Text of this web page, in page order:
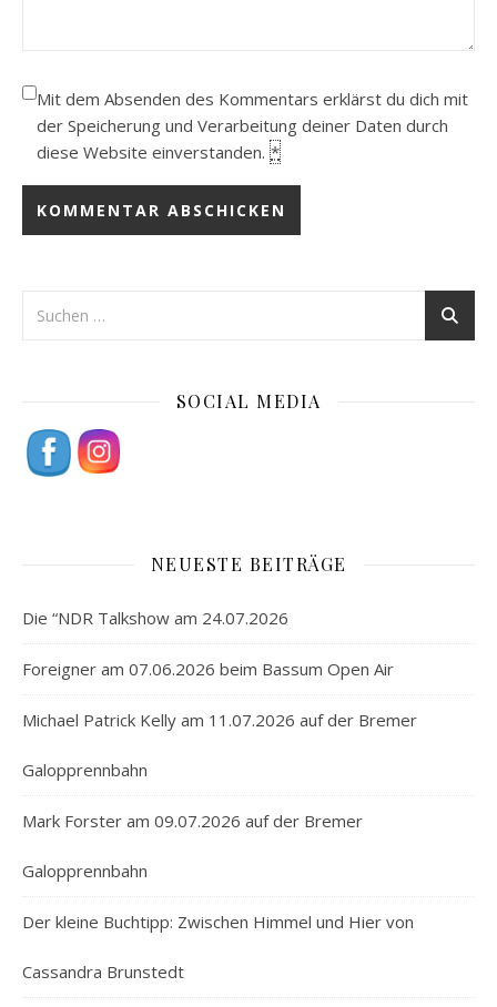
Mit dem Absenden des Kommentars erklärst du dich mit
der Speicherung und Verarbeitung deiner Daten durch
diese Website einverstanden. *
SOCIAL MEDIA
NEUESTE BEITRÄGE
Die “NDR Talkshow am 24.07.2026
Foreigner am 07.06.2026 beim Bassum Open Air
Michael Patrick Kelly am 11.07.2026 auf der Bremer
Galopprennbahn
Mark Forster am 09.07.2026 auf der Bremer
Galopprennbahn
Der kleine Buchtipp: Zwischen Himmel und Hier von
Cassandra Brunstedt